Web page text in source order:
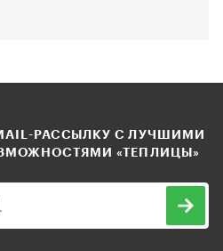
РАССЫЛКУ С ЛУЧШИМИ
«ТЕПЛИЦЫ»